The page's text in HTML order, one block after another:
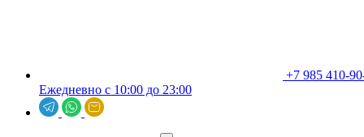
+7 985 410-
Ежедневно с 10:00 до 23:00